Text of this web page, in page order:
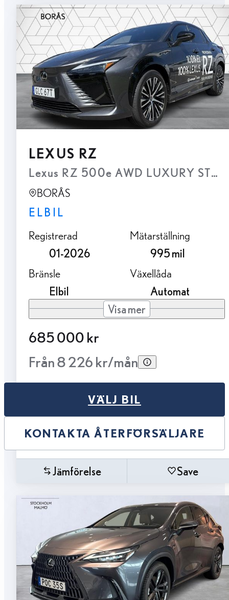
LEXUS RZ
Lexus RZ 500e AWD LUXURY
BORÅS
ELBIL
Registrerad
01-2026
Mätarställning
995 mil
Bränsle
Elbil
Växellåda
Automat
Visa mer
685 000 kr
Från 8 226 kr/mån
VÄLJ BIL
KONTAKTA ÅTERFÖRSÄLJARE
Jämförelse Save